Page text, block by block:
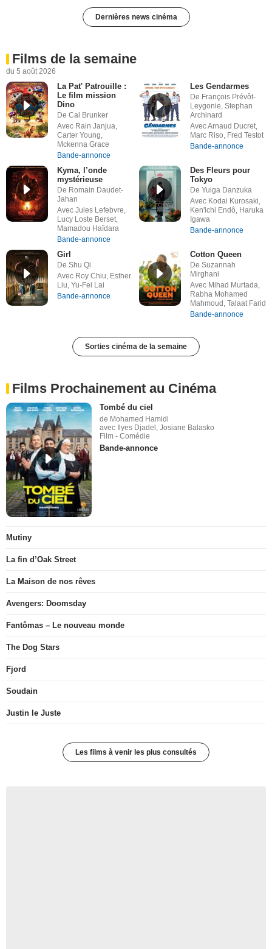
Dernières news cinéma
Films de la semaine
du 5 août 2026
La Pat' Patrouille :
Le film mission
Dino
De Cal Brunker
Avec Rain Janjua,
Carter Young,
Mckenna Grace
Bande-annonce
Les Gendarmes
De François Prévôt-
Leygonie, Stephan
Archinard
Avec Arnaud Ducret,
Marc Riso, Fred Testot
Bande-annonce
Kyma, l’onde
mystérieuse
De Romain Daudet-
Jahan
Avec Jules Lefebvre,
Lucy Loste Berset,
Mamadou Haïdara
Bande-annonce
Des Fleurs pour
Tokyo
De Yuiga Danzuka
Avec Kodai Kurosaki,
Ken'ichi Endô, Haruka
Igawa
Bande-annonce
Girl
De Shu Qi
Avec Roy Chiu, Esther
Liu, Yu-Fei Lai
Bande-annonce
Cotton Queen
De Suzannah
Mirghani
Avec Mihad Murtada,
Rabha Mohamed
Mahmoud, Talaat Farid
Bande-annonce
Sorties cinéma de la semaine
Films Prochainement au Cinéma
Tombé du ciel
de Mohamed Hamidi
avec Ilyes Djadel, Josiane Balasko
Film - Comédie
Bande-annonce
Mutiny
La fin d’Oak Street
La Maison de nos rêves
Avengers: Doomsday
Fantômas – Le nouveau monde
The Dog Stars
Fjord
Soudain
Justin le Juste
Les films à venir les plus consultés